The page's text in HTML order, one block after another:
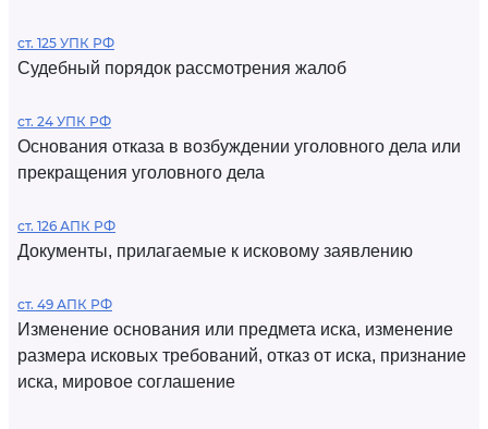
ст. 125 УПК РФ
Судебный порядок рассмотрения жалоб
ст. 24 УПК РФ
Основания отказа в возбуждении уголовного дела или
прекращения уголовного дела
ст. 126 АПК РФ
Документы, прилагаемые к исковому заявлению
ст. 49 АПК РФ
Изменение основания или предмета иска, изменение
размера исковых требований, отказ от иска, признание
иска, мировое соглашение